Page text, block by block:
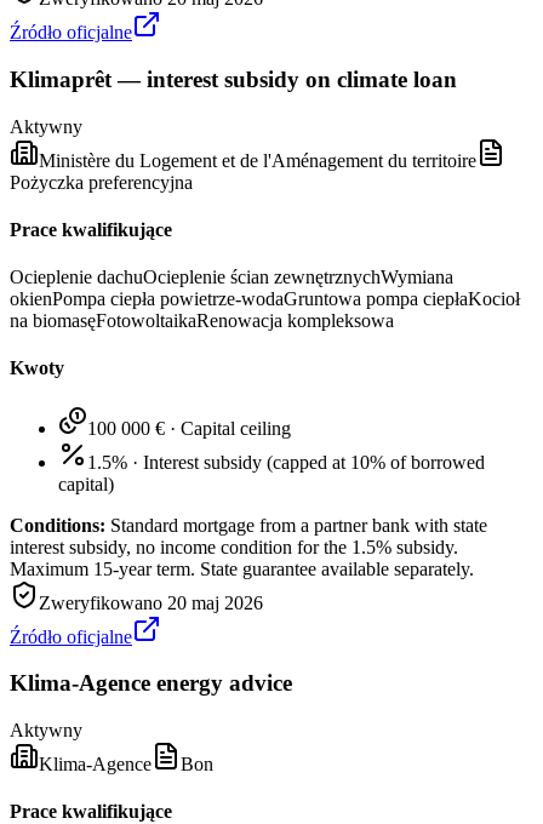
Źródło oficjalne
Klimaprêt — interest subsidy on climate loan
Aktywny
Ministère du Logement et de l'Aménagement du territoire
Pożyczka preferencyjna
Prace kwalifikujące
Ocieplenie dachuOcieplenie ścian zewnętrznychWymiana
okienPompa ciepła powietrze-wodaGruntowa pompa ciepłaKocioł
na biomasęFotowoltaikaRenowacja kompleksowa
Kwoty
100 000 € · Capital ceiling
1.5% · Interest subsidy (capped at 10% of borrowed
capital)
Conditions: Standard mortgage from a partner bank with state
interest subsidy, no income condition for the 1.5% subsidy.
Maximum 15-year term. State guarantee available separately.
Zweryfikowano 20 maj 2026
Źródło oficjalne
Klima-Agence energy advice
Aktywny
Klima-Agence
Bon
Prace kwalifikujące